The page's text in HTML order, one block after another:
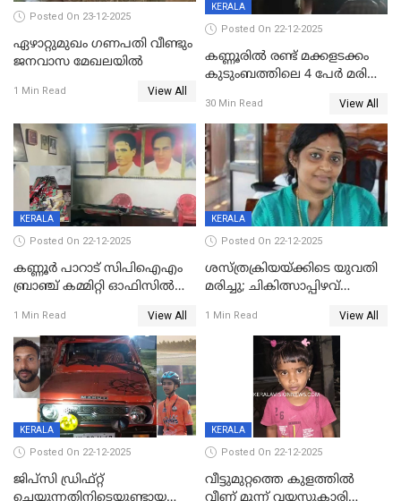
Posted On 23-12-2025
ഏഴാറ്റുമുഖം ഗണപതി വീണ്ടും
ജനവാസ മേഖലയിൽ
1 Min Read View All
KERALA
Posted On 22-12-2025
കണ്ണൂരിൽ രണ്ട് മക്കളടക്കം
കുടുംബത്തിലെ 4 പേർ മരിച്ച
30 Min Read View All
KERALA
Posted On 22-12-2025
കണ്ണൂർ പാറാട് സിപിഐഎം
ബ്രാഞ്ച് കമ്മിറ്റി ഓഫിസിൽ
ചിത്രങ്ങളടക്കം കത്തിയ
നിലയിൽ
1 Min Read View All
KERALA
Posted On 22-12-2025
ശസ്ത്രക്രിയയ്‌ക്കിടെ യുവതി
മരിച്ചു; ചികിത്സാപ്പിഴവ്
സംഭവം മാവേലിക്കരയിൽ
1 Min Read View All
KERALA
Posted On 22-12-2025
ജിപ്സി ഡ്രിഫ്റ്റ്
KERALA
Posted On 22-12-2025
വീട്ടുമുറ്റത്തെ കുളത്തിൽ